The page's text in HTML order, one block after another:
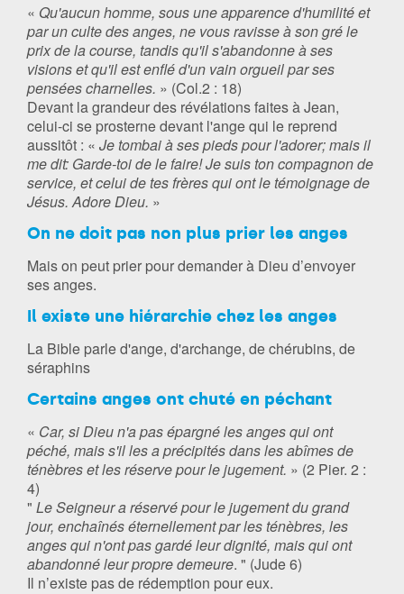
« Qu'aucun homme, sous une apparence d'humilité et
par un culte des anges, ne vous ravisse à son gré le
prix de la course, tandis qu'il s'abandonne à ses
visions et qu'il est enflé d'un vain orgueil par ses
pensées charnelles. » (Col.2 : 18)
Devant la grandeur des révélations faites à Jean,
celui-ci se prosterne devant l'ange qui le reprend
aussitôt : « Je tombai à ses pieds pour l'adorer; mais il
me dit: Garde-toi de le faire! Je suis ton compagnon de
service, et celui de tes frères qui ont le témoignage de
Jésus. Adore Dieu. »
On ne doit pas non plus prier les anges
Mais on peut prier pour demander à Dieu d’envoyer
ses anges.
Il existe une hiérarchie chez les anges
La Bible parle d'ange, d'archange, de chérubins, de
séraphins
Certains anges ont chuté en péchant
« Car, si Dieu n'a pas épargné les anges qui ont
péché, mais s'il les a précipités dans les abîmes de
ténèbres et les réserve pour le jugement. » (2 Pier. 2 :
4)
" Le Seigneur a réservé pour le jugement du grand
jour, enchaînés éternellement par les ténèbres, les
anges qui n'ont pas gardé leur dignité, mais qui ont
abandonné leur propre demeure. " (Jude 6)
Il n’existe pas de rédemption pour eux.